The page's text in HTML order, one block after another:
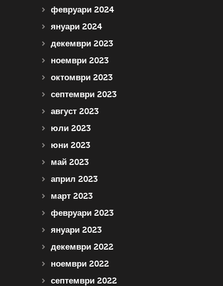
февруари 2024
януари 2024
декември 2023
ноември 2023
октомври 2023
септември 2023
август 2023
юли 2023
юни 2023
май 2023
април 2023
март 2023
февруари 2023
януари 2023
декември 2022
ноември 2022
септември 2022